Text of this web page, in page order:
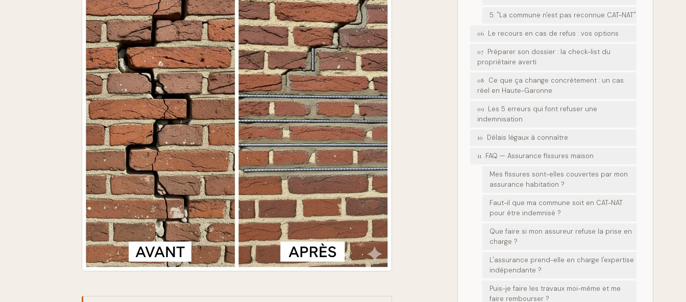
5. "La commune n'est pas reconnue CAT-NAT"
06 Le recours en cas de refus : vos options
07 Préparer son dossier : la check-list du
propriétaire averti
08
Ce que ça change concrètement : un cas
réel en Haute-Garonne
09 Les 5 erreurs qui font refuser une
indemnisation
10 Délais légaux à connaître
11 FAQ — Assurance fissures maison
Mes fissures sont-elles couvertes par mon
assurance habitation ?
Faut-il que ma commune soit en CAT-NAT
pour être indemnisé ?
Que faire si mon assureur refuse la prise en
charge ?
L'assurance prend-elle en charge l'expertise
indépendante ?
Puis-je faire les travaux moi-même et me
faire rembourser ?